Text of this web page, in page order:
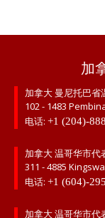
加
加拿大 曼尼托巴省
102 - 1483
电话: +1 (204)-
加拿大 温哥华市代
311 - 4885
电话: +1 (604)-
加拿大 温哥华市代